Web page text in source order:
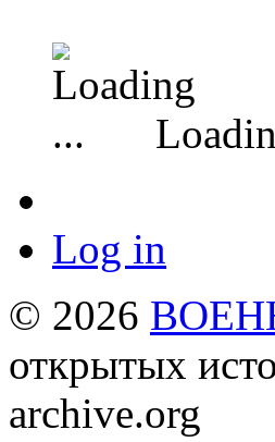
Log in
© 2026
открытых
archive.org